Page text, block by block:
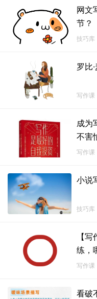
网文
节？
技巧库
罗比
写作课
成为
不害
写作课
小说
技巧库
【
练，
写作课
看破